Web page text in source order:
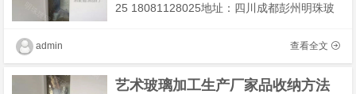
25 18081128025地址：四川成都彭州明珠玻
璃，弧形云石玻璃，云石玻璃厂家我们有专业
查看全文
admin
艺术玻璃加工生产厂家品收纳方法